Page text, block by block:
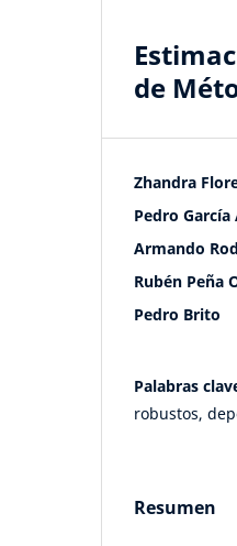
de
Zhandra
Pedro García
Armando
Rubén Peña
Pedro Brito
Palabras
robustos,
Resumen